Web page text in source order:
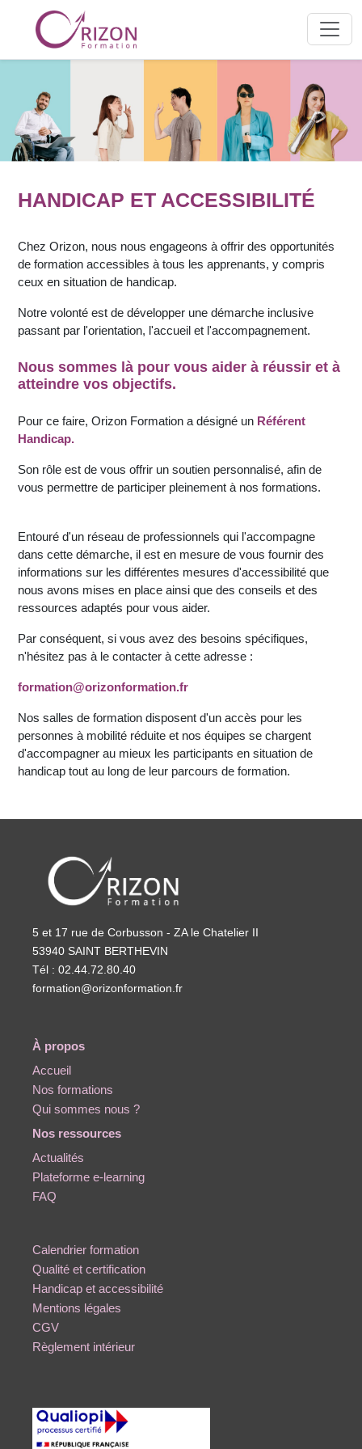
HANDICAP ET ACCESSIBILITÉ
Chez Orizon, nous nous engageons à offrir des opportunités
de formation accessibles à tous les apprenants, y compris
ceux en situation de handicap.
Notre volonté est de développer une démarche inclusive
passant par l'orientation, l'accueil et l'accompagnement.
Nous sommes là pour vous aider à réussir et à
atteindre vos objectifs.
Pour ce faire, Orizon Formation a désigné un Référent
Handicap.
Son rôle est de vous offrir un soutien personnalisé, afin de
vous permettre de participer pleinement à nos formations.
Entouré d'un réseau de professionnels qui l'accompagne
dans cette démarche, il est en mesure de vous fournir des
informations sur les différentes mesures d'accessibilité que
nous avons mises en place ainsi que des conseils et des
ressources adaptés pour vous aider.
Par conséquent, si vous avez des besoins spécifiques,
n'hésitez pas à le contacter à cette adresse :
formation@orizonformation.fr
Nos salles de formation disposent d'un accès pour les
personnes à mobilité réduite et nos équipes se chargent
d'accompagner au mieux les participants en situation de
handicap tout au long de leur parcours de formation.
5 et 17 rue de Corbusson - ZA le Chatelier II
53940 SAINT BERTHEVIN
Tél : 02.44.72.80.40
formation@orizonformation.fr
À propos
Accueil
Nos formations
Qui sommes nous ?
Nos ressources
Actualités
Plateforme e-learning
FAQ
Calendrier formation
Qualité et certification
Handicap et accessibilité
Mentions légales
CGV
Règlement intérieur